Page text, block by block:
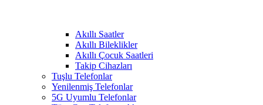
Akıllı Saatler
Akıllı Bileklikler
Akıllı Çocuk Saatleri
Takip Cihazları
Tuşlu Telefonlar
Yenilenmiş Telefonlar
5G Uyumlu Telefonlar